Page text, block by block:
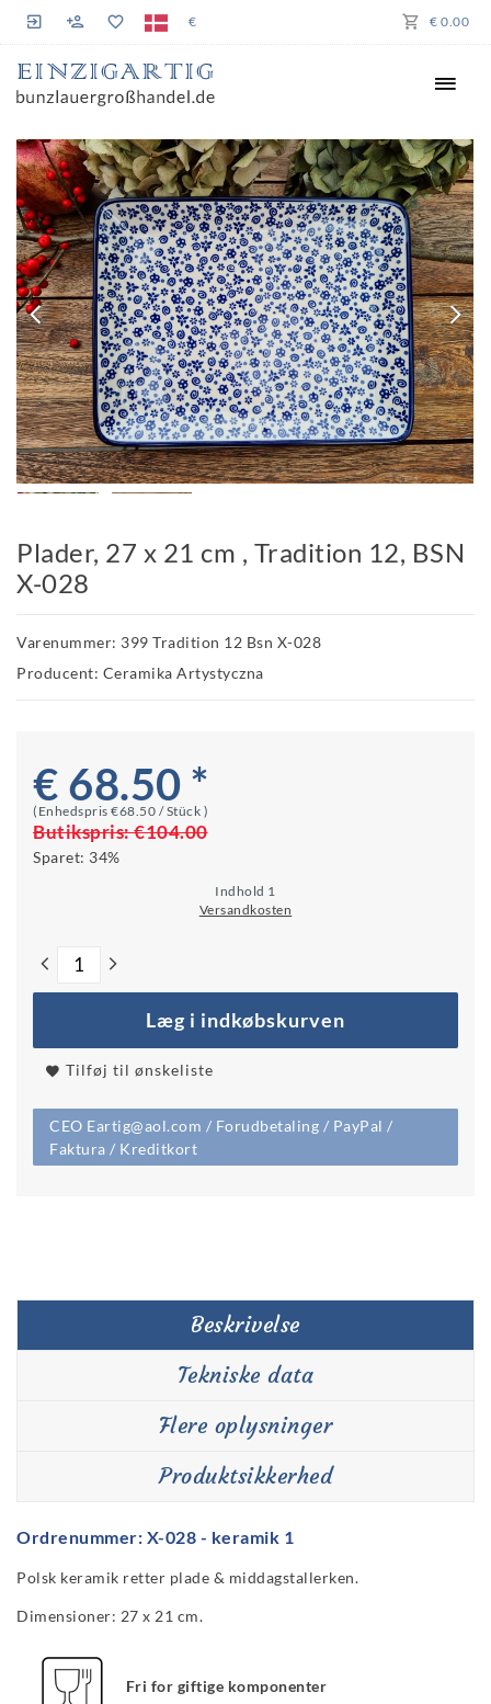
€ € 0.00
Plader, 27 x 21 cm , Tradition 12, BSN
X-028
Varenummer: 399 Tradition 12 Bsn X-028
Producent: Ceramika Artystyczna
€ 68.50 *
(Enhedspris €68.50 / Stück )
Butikspris:€104.00
Sparet: 34%
Indhold 1
Versandkosten
Læg i indkøbskurven
Tilføj til ønskeliste
CEO Eartig@aol.com / Forudbetaling / PayPal /
Faktura / Kreditkort
Beskrivelse
Tekniske data
Flere oplysninger
Produktsikkerhed
Ordrenummer: X-028 - keramik 1
Polsk keramik retter plade & middagstallerken.
Dimensioner: 27 x 21 cm.
Fri for giftige komponenter